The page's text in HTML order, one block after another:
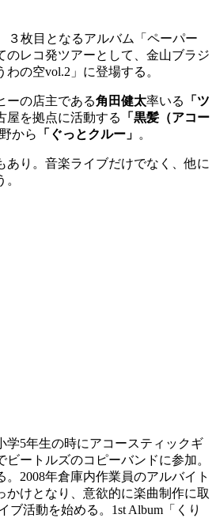
３枚目となるアルバム「ペーパー
のレコ発ツアーとして、金山ブラジ
の空vol.2」に登場する。
ーの店主である角田健太率いる
「ツ
屋を拠点に活動する
「黒髪（アコー
野から 「ぐっとクルー」 。
あり。音楽ライブだけでなく、他に
学5年生の時にアコースティックギ
ビートルズのコピーバンドに参加。
。2008年倉庫内作業員のアルバイト
かけとなり、意欲的に楽曲制作に取
ブ活動を始める。1st Album「くり